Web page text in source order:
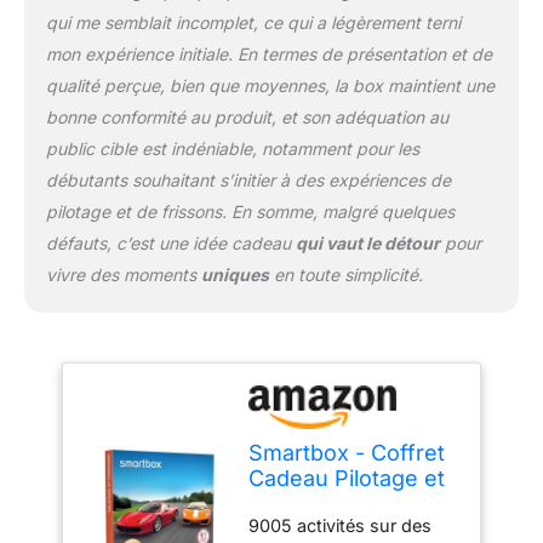
qui me semblait incomplet, ce qui a légèrement terni
mon expérience initiale. En termes de présentation et de
qualité perçue, bien que moyennes, la box maintient une
bonne conformité au produit, et son adéquation au
public cible est indéniable, notamment pour les
débutants souhaitant s’initier à des expériences de
pilotage et de frissons. En somme, malgré quelques
défauts, c’est une idée cadeau qui vaut le détourpour
vivre des moments uniquesen toute simplicité.
Smartbox - Coffret
Cadeau Pilotage et
Cadeau à
9005 activités sur des